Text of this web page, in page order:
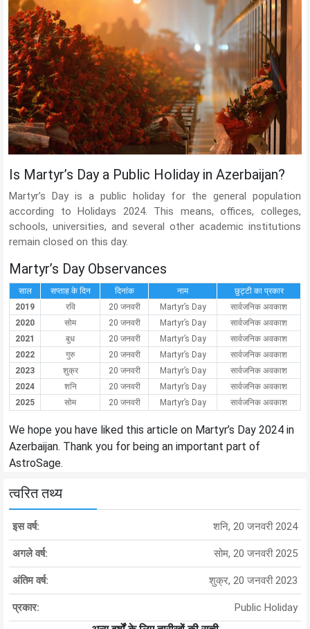
Is Martyr’s Day a Public Holiday in Azerbaijan?
Martyr’s Day is a public holiday for the general population
according to Holidays 2024. This means, offices, colleges,
schools, universities, and several other academic institutions
remain closed on this day.
Martyr’s Day Observances
साल सप्ताह के दिन दिनांक नाम
छुट्टी का प्रकार
2019
रवि 20 जनवरी Martyr’s Day
सार्वजनिक अवकाश
2020
सोम 20 जनवरी Martyr’s Day
सार्वजनिक अवकाश
2021
बुध 20 जनवरी Martyr’s Day
सार्वजनिक अवकाश
2022
गुरु 20 जनवरी Martyr’s Day
सार्वजनिक अवकाश
2023
शुक्र 20 जनवरी Martyr’s Day
सार्वजनिक अवकाश
2024
शनि 20 जनवरी Martyr’s Day
सार्वजनिक अवकाश
2025
सोम 20 जनवरी Martyr’s Day सार्वजनिक अवकाश
We hope you have liked this article on Martyr’s Day 2024 in
Azerbaijan. Thank you for being an important part of
AstroSage.
त्वरित तथ्य
इस वर्ष: शनि, 20 जनवरी 2024
अगले वर्ष: सोम, 20 जनवरी 2025
अंतिम वर्ष: शुक्र, 20 जनवरी 2023
प्रकार: Public Holiday